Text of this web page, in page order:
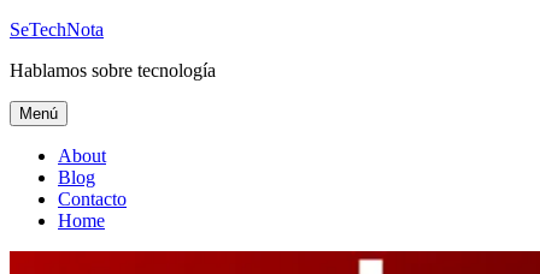
Saltar
contenido
SeTechNota
Hablamos sobre tecnología
Menú
About
Blog
Contacto
Home